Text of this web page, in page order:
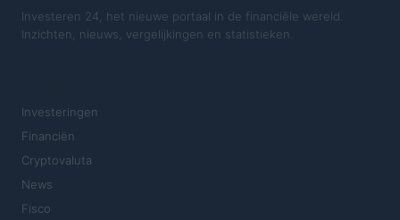
Investeren 24, het nieuwe portaal in de financiële wereld.
Inzichten, nieuws, vergelijkingen en statistieken.
Investeringen
Financiën
Cryptovaluta
News
Fisco